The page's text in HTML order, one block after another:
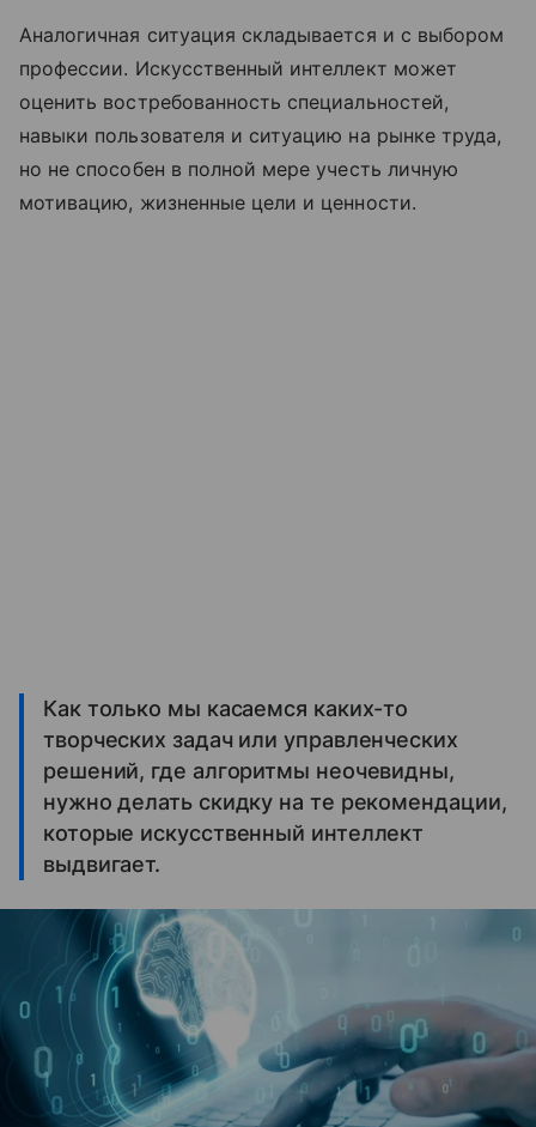
Аналогичная ситуация складывается и с выбором
профессии. Искусственный интеллект может
оценить востребованность специальностей,
навыки пользователя и ситуацию на рынке труда,
но не способен в полной мере учесть личную
мотивацию, жизненные цели и ценности.
Как только мы касаемся каких-то
творческих задач или управленческих
решений, где алгоритмы неочевидны,
нужно делать скидку на те рекомендации,
которые искусственный интеллект
выдвигает.